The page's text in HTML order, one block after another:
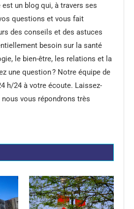
un blog qui, à travers ses
questions et vous fait
des conseils et des astuces
besoin sur la santé
le bien-être, les relations et la
une question ? Notre équipe de
h/24 à votre écoute. Laissez-
vous répondrons très